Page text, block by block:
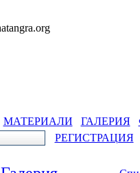
МАТЕРИАЛИ ГАЛЕРИЯ
РЕГИСТРАЦИЯ